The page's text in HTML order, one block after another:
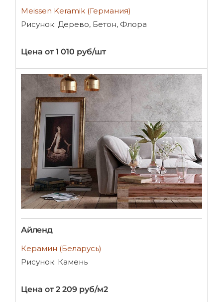
Meissen Keramik (Германия)
Рисунок: Дерево, Бетон, Флора
Цена от 1 010 руб/шт
Айленд
Керамин (Беларусь)
Рисунок: Камень
Цена от 2 209 руб/м2